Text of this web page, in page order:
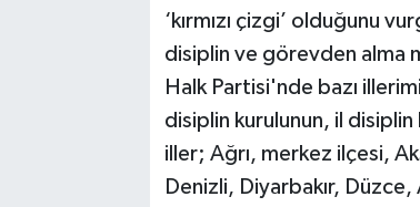
‘kırmızı çizgi’ olduğunu
disiplin ve görevden alma
Halk Partisi'nde bazı
disiplin kurulunun, il disiplin
iller; Ağrı, merkez ilçesi,
Denizli, Diyarbakır,